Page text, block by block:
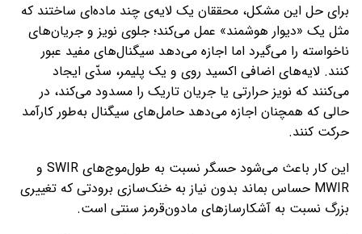
برای حل این مشکل، محققان یک لایه‌ی چند ماده‌ای ساختند که
مثل یک «دیوار هوشمند» عمل می‌کند؛ جلوی نویز و جریان‌های
ناخواسته را می‌گیرد اما اجازه می‌دهد سیگنال‌های مفید عبور
کنند. لایه‌های اضافی اکسید روی و یک پلیمر، سدّی ایجاد
می‌کنند که نویز حرارتی یا جریان تاریک را مسدود می‌کند، در
حالی که همچنان اجازه می‌دهد حامل‌های سیگنال به‌طور کارآمد
حرکت کنند.
این کار باعث می‌شود حسگر نسبت به طول‌موج‌های SWIR و
MWIR حساس بماند بدون نیاز به خنک‌سازی برودتی که تغییری
بزرگ نسبت به آشکارسازهای مادون‌قرمز سنتی است.